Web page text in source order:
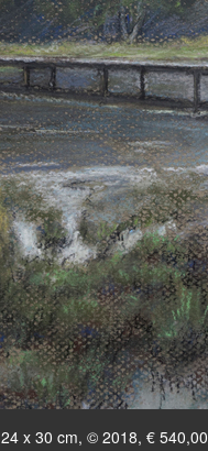
24 x 30 cm, © 2018, € 540,00